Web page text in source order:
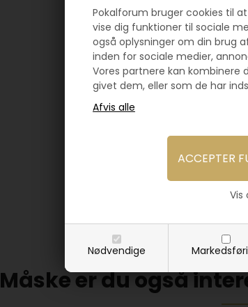
Pokalforum bruger cookies til
vise dig funktioner til sociale
også oplysninger om din brug
inden for sociale medier,
Vores partnere kan kombinere
givet dem, eller som de har
Nødvendige
Vis
På
af
når de
Eget
Måske er du også